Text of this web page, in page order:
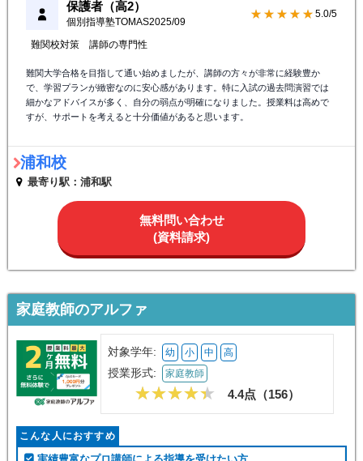
保護者（高2）
個別指導塾TOMAS2025/09
★★★★★ 5.0/5
難関校対策 講師の専門性
難関大学合格を目指して通い始めましたが、講師の方々が非常に経験豊か
で、学習プランが緻密なのに安心感があります。特に入試の過去問演習では
細かなアドバイスが多く、自分の弱点が明確になりました。授業料は高めで
すが、サポートを考えると十分価値があると思います。
浦和校
最寄り駅：浦和駅
無料問い合わせ
(資料請求)
家庭教師のアルファ
対象学年: 幼 小 中 高
授業形式: 家庭教師
4.4点（156）
こんな人におすすめ